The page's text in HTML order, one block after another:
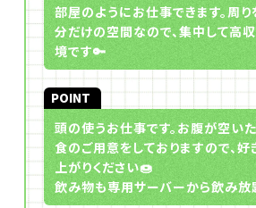
部屋のようにお仕事できます。周り
分だけの空間なので、集中して高
境です🔑
POINT
頭の使うお仕事です。お腹が空い
食のご用意をしておりますので、
上がりください🍩
飲み物も専用サーバーから飲み放